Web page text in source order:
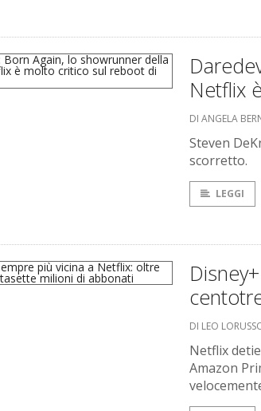
Netflix
DI ANGELA
Steven
scorretto.
LEGGI
DI LEO
Netflix
Amazon